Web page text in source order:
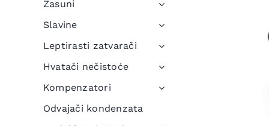
Zasuni
Slavine
Leptirasti zatvarači
Hvatači nečistoće
Kompenzatori
Odvajači kondenzata